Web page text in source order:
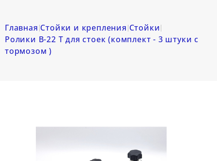
Главная Стойки и крепления Стойки
Ролики B-22 Т для стоек (комплект - 3 штуки с
тормозом )